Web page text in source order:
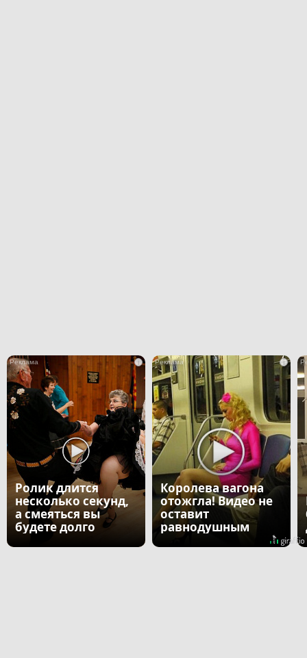
i
Ролик длится
несколько секунд,
а смеяться вы
будете долго
i
Королева вагона
отожгла! Видео не
оставит
равнодушным